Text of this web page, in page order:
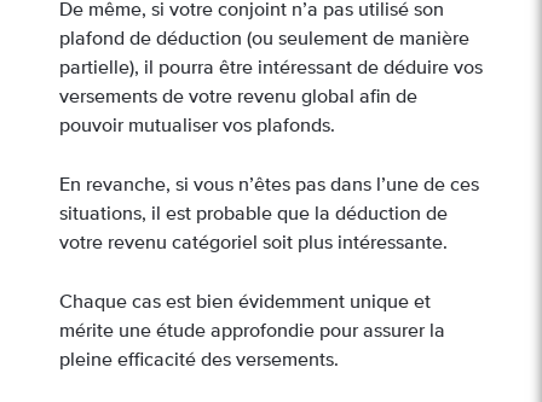
De même, si votre conjoint n’a pas utilisé son
plafond de déduction (ou seulement de manière
partielle), il pourra être intéressant de déduire vos
versements de votre revenu global afin de
pouvoir mutualiser vos plafonds.
En revanche, si vous n’êtes pas dans l’une de ces
situations, il est probable que la déduction de
votre revenu catégoriel soit plus intéressante.
Chaque cas est bien évidemment unique et
mérite une étude approfondie pour assurer la
pleine efficacité des versements.